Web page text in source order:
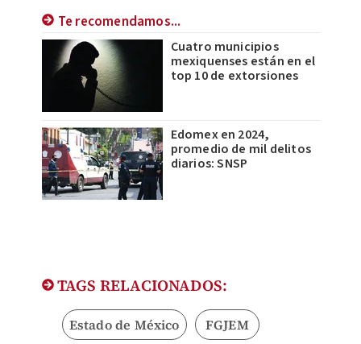
Te recomendamos...
Cuatro municipios
mexiquenses están en el
top 10 de extorsiones
Edomex en 2024,
promedio de mil delitos
diarios: SNSP
TAGS RELACIONADOS:
Estado de México FGJEM